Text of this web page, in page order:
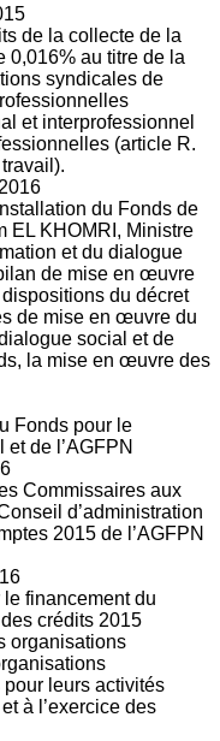
de la collecte de la
0,016% au titre de la
syndicales de
et interprofessionnel
(article R.
du Fonds de
EL KHOMRI, Ministre
et du dialogue
de mise en œuvre
du décret
de mise en œuvre du
social et de
la mise en œuvre des
Fonds pour le
de l’AGFPN
Commissaires aux
d’administration
2015 de l’AGFPN
financement du
crédits 2015
organisations
leurs activités
à l’exercice des